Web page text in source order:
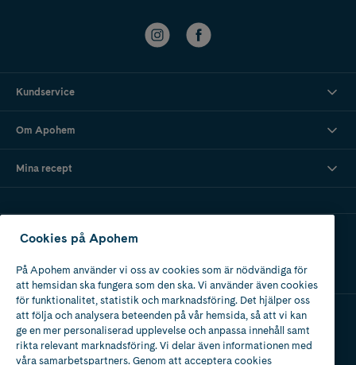
Kundservice
Om Apohem
Mina recept
Ladda ner vår app
Apotek med tillstånd
av Läkemedelsverket
Cookies på Apohem
På Apohem använder vi oss av cookies som är nödvändiga för
att hemsidan ska fungera som den ska. Vi använder även cookies
för funktionalitet, statistik och marknadsföring. Det hjälper oss
att följa och analysera beteenden på vår hemsida, så att vi kan
ge en mer personaliserad upplevelse och anpassa innehåll samt
rikta relevant marknadsföring. Vi delar även informationen med
våra samarbetspartners. Genom att acceptera cookies